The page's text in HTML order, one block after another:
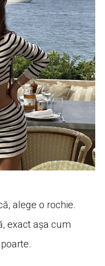
alege o rochie.
exact așa cum